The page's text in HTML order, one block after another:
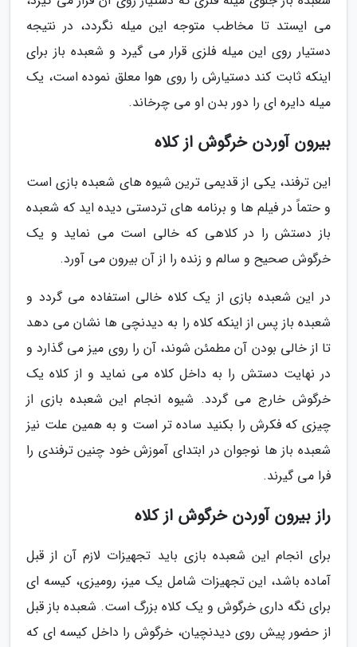
می ایستد تا مخاطب متوجه این میله نگردد، در نتیجه
دستیار روی این میله فلزی قرار می گیرد و شعبده باز برای
اینکه ثابت کند دستیارش را روی هوا معلق نموده است، یک
میله دایره ای را دور بدن او می چرخاند.
بیرون آوردن خرگوش از کلاه
این ترفند، یکی از قدیمی ترین شیوه های شعبده بازی است
و حتماً در فیلم ها و برنامه های تردستی دیده اید که شعبده
باز دستش را در کلاهی که خالی است می نماید و یک
خرگوش صحیح و سالم و زنده را از آن بیرون می آورد.
در این شعبده بازی از یک کلاه خالی استفاده می گردد و
شعبده باز پس از اینکه کلاه را به دیدنچی ها نشان می دهد
تا از خالی بودن آن مطمئن شوند، آن را روی میز می گذارد و
در نهایت دستش را به داخل کلاه می نماید و از کلاه یک
خرگوش خارج می گردد. شیوه انجام این شعبده بازی از
چیزی که فکرش را بکنید ساده تر است و به همین علت نیز
شعبده باز ها نوجوان در ابتدای آموزش خود چنین ترفندی را
فرا می گیرند.
راز بیرون آوردن خرگوش از کلاه
برای انجام این شعبده بازی باید تجهیزات لازم آن از قبل
آماده باشد، این تجهیزات شامل یک میز، رومیزی، کیسه ای
برای نگه داری خرگوش و یک کلاه بزرگ است. شعبده باز قبل
از حضور پیش روی دیدنچیان، خرگوش را داخل کیسه ای که